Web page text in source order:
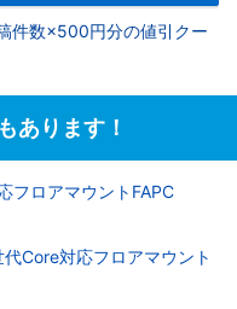
件数×500円分の値引クー
あります！
フロアマウントFAPC
Core対応フロアマウント